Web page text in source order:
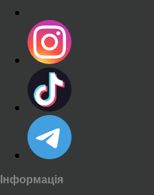
Інформація